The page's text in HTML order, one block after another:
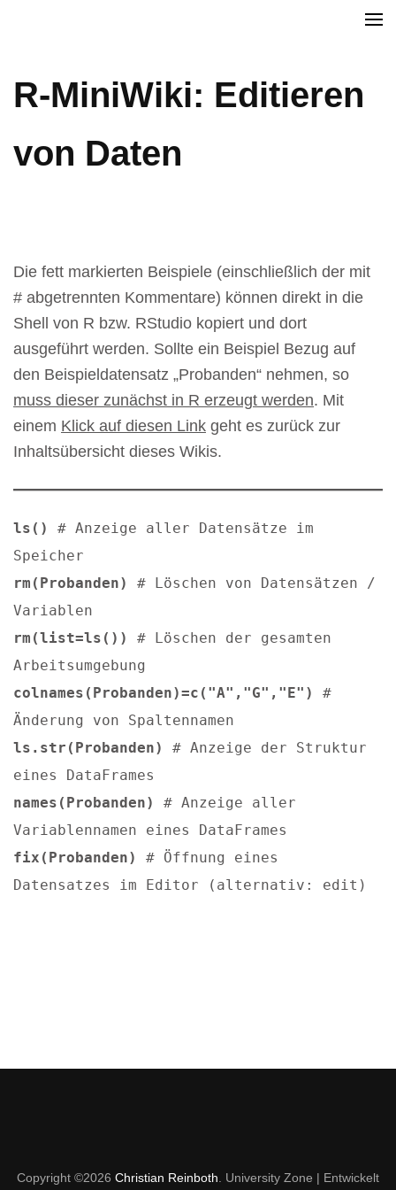
(Enter
R-MiniWiki: Editieren
von Daten
Die fett markierten Beispiele (einschließlich der mit
# abgetrennten Kommentare) können direkt in die
Shell von R bzw. RStudio kopiert und dort
ausgeführt werden. Sollte ein Beispiel Bezug auf
den Beispieldatensatz „Probanden“ nehmen, so
muss dieser zunächst in R erzeugt werden. Mit
einem Klick auf diesen Link geht es zurück zur
Inhaltsübersicht dieses Wikis.
ls()
# Anzeige aller Datensätze im
Speicher
rm(Probanden)
# Löschen von Datensätzen /
Variablen
rm(list=ls())
# Löschen der gesamten
Arbeitsumgebung
colnames(Probanden)=c("A","G","E")
#
Änderung von Spaltennamen
ls.str(Probanden)
# Anzeige der Struktur
eines DataFrames
names(Probanden)
# Anzeige aller
Variablennamen eines DataFrames
fix(Probanden)
# Öffnung eines
Datensatzes im Editor (alternativ: edit)
Copyright ©2026 Christian Reinboth
University Zone | Entwickelt